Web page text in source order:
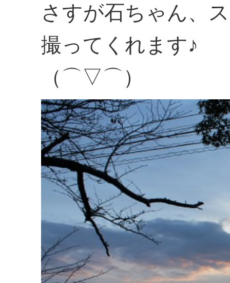
さすが石ちゃん、
撮ってくれます♪
（⌒▽⌒）